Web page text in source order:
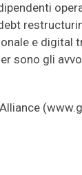
e digital
sono gli